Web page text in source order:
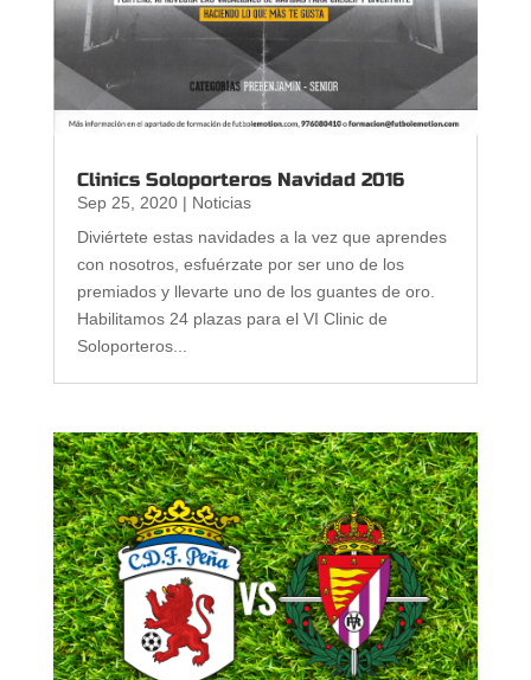
Clinics Soloporteros Navidad 2016
Sep 25, 2020| Noticias
Diviértete estas navidades a la vez que aprendes
con nosotros, esfuérzate por ser uno de los
premiados y llevarte uno de los guantes de oro.
Habilitamos 24 plazas para el VI Clinic de
Soloporteros...